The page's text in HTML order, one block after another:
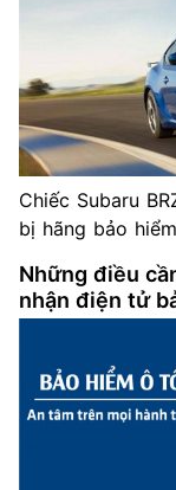
Chiếc Subaru
bị hãng bảo
Những điều
nhận điện tử